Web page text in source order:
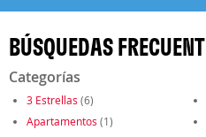
BÚSQUEDAS
Categorías
3 Estrellas (6)
Apartamentos (1)